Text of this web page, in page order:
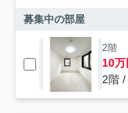
募集中の部屋
2階
10万
2階 /